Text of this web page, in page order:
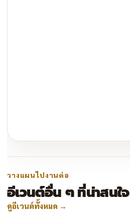
วางแผนไปงานต่อ
อีเวนต์อื่น ๆ ที่น่าสนใจ
ดูอีเวนต์ทั้งหมด →